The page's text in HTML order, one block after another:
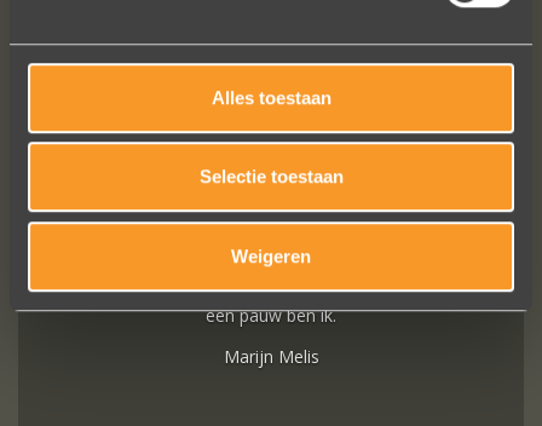
Alles toestaan
Selectie toestaan
Weigeren
SUIVEZ-NOUS SUR LES MÉDIAS SOCIAUX
Wat een prachtige sieraden! Na mn
trouwring heb ik nu aan mn andere
hand ook een juweeltje. Zo trots als
een pauw ben ik.
Marijn Melis